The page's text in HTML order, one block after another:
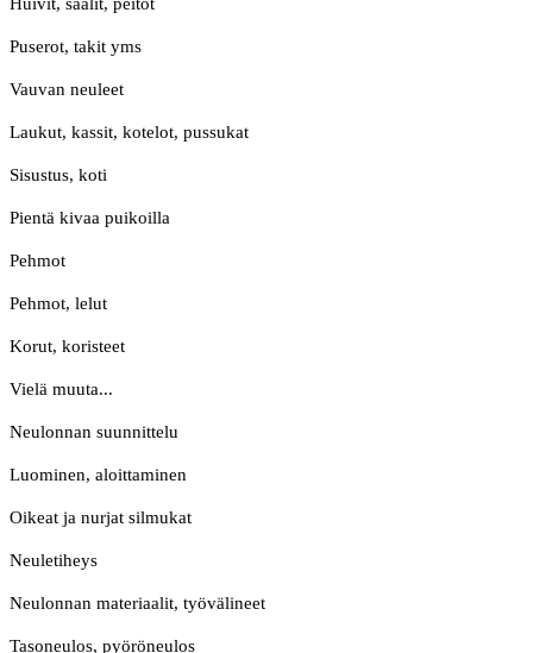
Puserot, takit yms
Vauvan neuleet
Laukut, kassit, kotelot, pussukat
Sisustus, koti
Pientä kivaa puikoilla
Pehmot
Pehmot, lelut
Korut, koristeet
Vielä muuta...
Neulonnan suunnittelu
Luominen, aloittaminen
Oikeat ja nurjat silmukat
Neuletiheys
Neulonnan materiaalit, työvälineet
Tasoneulos, pyöröneulos